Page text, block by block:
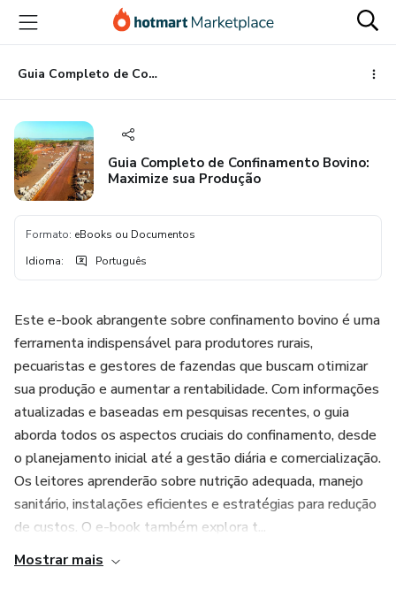
para
conteúdo
principal
para
pagamento
para
rodapé
Guia Completo de Confinamento Bovino: Maximize sua Produção
Guia Completo de Confinamento Bovino:
Maximize sua Produção
Formato: eBooks ou Documentos
Idioma: Português
Este e-book abrangente sobre confinamento bovino é uma
ferramenta indispensável para produtores rurais,
pecuaristas e gestores de fazendas que buscam otimizar
sua produção e aumentar a rentabilidade. Com informações
atualizadas e baseadas em pesquisas recentes, o guia
aborda todos os aspectos cruciais do confinamento, desde
o planejamento inicial até a gestão diária e comercialização.
Os leitores aprenderão sobre nutrição adequada, manejo
sanitário, instalações eficientes e estratégias para redução
de custos. O e-book também explora t...
Mostrar mais